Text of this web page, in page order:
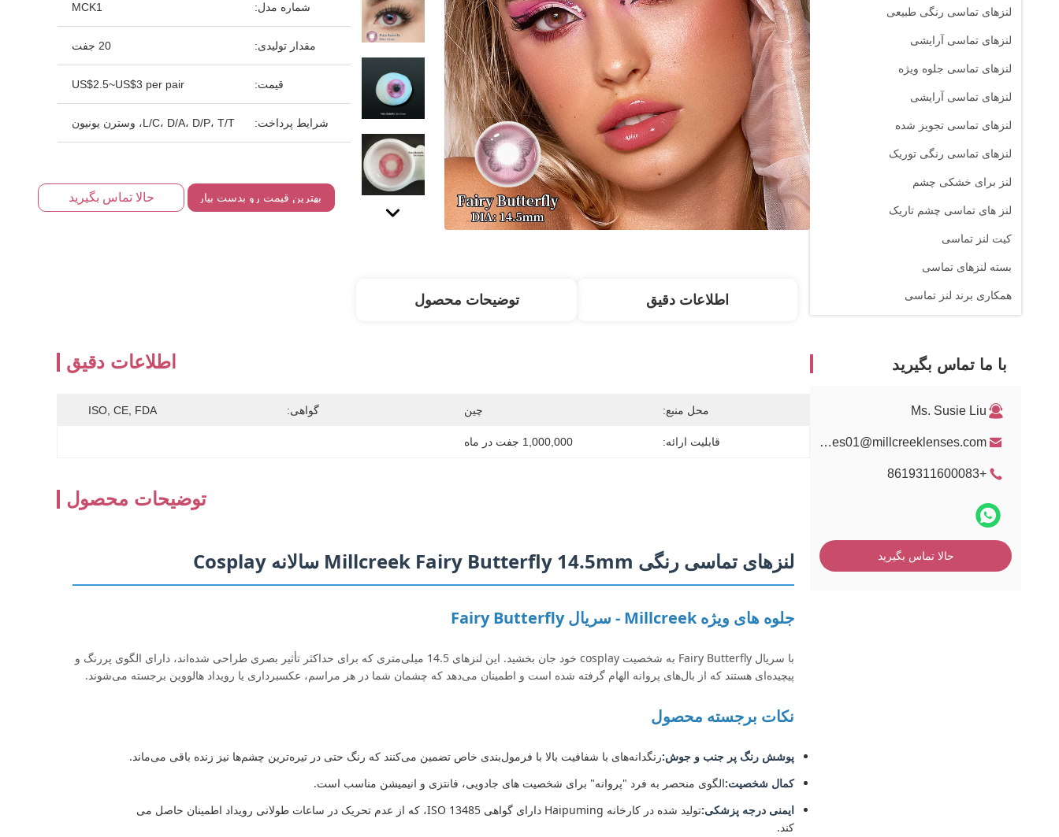
لنزهای تماسی رنگی طبیعی
لنزهای تماسی آرایشی
لنزهای تماسی جلوه ویژه
لنزهای تماسی آرایشی
لنزهای تماسی تجویز شده
لنزهای تماسی رنگی توریک
لنز برای خشکی چشم
لنز های تماسی چشم تاریک
کیت لنز تماسی
بسته لنزهای تماسی
همکاری برند لنز تماسی
با ما تماس بگیرید
Ms. Susie Liu
sales01@millcreeklenses.com
+8619311600083
حالا تماس بگیرید
شماره مدل: MCK1
مقدار تولیدی: 20 جفت
قیمت: US$2.5~US$3 per pair
شرایط پرداخت: L/C، D/A، D/P، T/T، وسترن یونیون
بهترین قیمت رو بدست بیار حالا تماس بگیرید
اطلاعات دقیق توضیحات محصول
اطلاعات دقیق
محل منبع: چین گواهی: ISO, CE, FDA
قابلیت ارائه: 1,000,000 جفت در ماه
توضیحات محصول
لنزهای تماسی رنگی Millcreek Fairy Butterfly 14.5mm سالانه Cosplay
جلوه های ویژه Millcreek - سریال Fairy Butterfly
با سریال Fairy Butterfly به شخصیت cosplay خود جان بخشید. این لنزهای 14.5 میلی‌متری که برای حداکثر تأثیر بصری طراحی شده‌اند، دارای الگوی پررنگ و
پیچیده‌ای هستند که از بال‌های پروانه الهام گرفته شده است و اطمینان می‌دهد که چشمان شما در هر مراسم، عکسبرداری یا رویداد هالووین برجسته می‌شوند.
نکات برجسته محصول
پوشش رنگ پر جنب و جوش:رنگدانه‌های با شفافیت بالا با فرمول‌بندی خاص تضمین می‌کنند که رنگ حتی در تیره‌ترین چشم‌ها نیز زنده باقی می‌ماند.
کمال شخصیت:الگوی منحصر به فرد "پروانه" برای شخصیت های جادویی، فانتزی و انیمیشن مناسب است.
ایمنی درجه پزشکی:
تولید شده در کارخانه Haipuming دارای گواهی ISO 13485، که از عدم تحریک در ساعات طولانی رویداد اطمینان حاصل می
کند.